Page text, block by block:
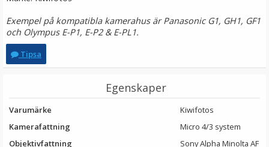
JJC mjuk avtrycksknapp röd – konvex Soft Release
Exempel på kompatibla kamerahus är Panasonic G1, GH1, GF1
och Olympus E-P1, E-P2 & E-PL1.
Tipsa
Egenskaper
Varumärke
Kiwifotos
Kamerafattning
Micro 4/3 system
Objektivfattning
Sony Alpha Minolta AF